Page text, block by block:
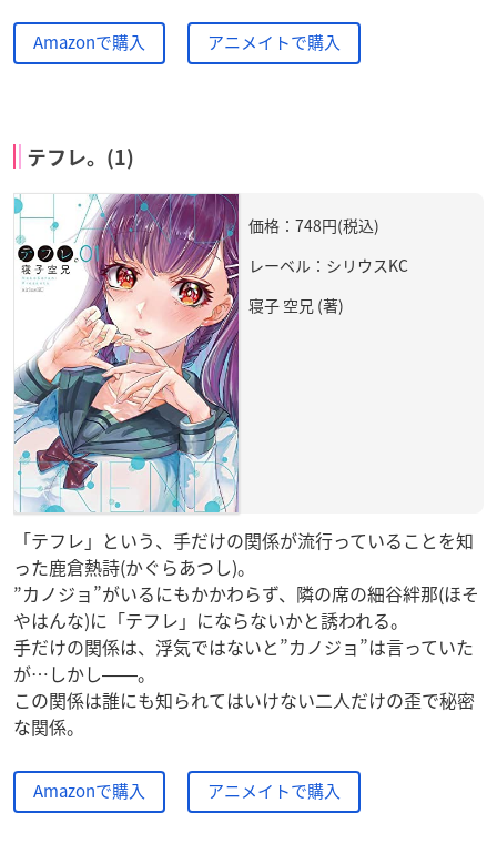
Amazonで購入 アニメイトで購入
テフレ。(1)
価格：748円(税込)
レーベル：シリウスKC
寝子 空兄 (著)
「テフレ」という、手だけの関係が流行っていることを知
った鹿倉熱詩(かぐらあつし)。
”カノジョ”がいるにもかかわらず、隣の席の細谷絆那(ほそ
やはんな)に「テフレ」にならないかと誘われる。
手だけの関係は、浮気ではないと”カノジョ”は言っていた
が…しかし――。
この関係は誰にも知られてはいけない二人だけの歪で秘密
な関係。
Amazonで購入 アニメイトで購入